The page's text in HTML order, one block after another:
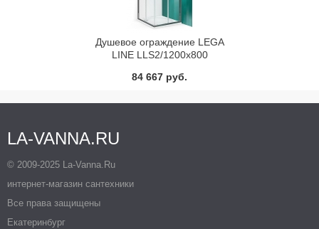
Душевое ограждение LEGA
LINE LLS2/1200х800
21
84 667 руб.
LA-VANNA.RU
© 2009-2025 La-Vanna.Ru
интернет-магазин сантехники
Все права защищены
Екатеринбург